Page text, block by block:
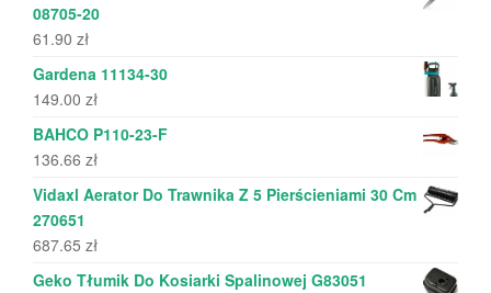
08705-20
61.90 zł
Gardena 11134-30
149.00 zł
BAHCO P110-23-F
136.66 zł
Vidaxl Aerator Do Trawnika Z 5 Pierścieniami 30 Cm
270651
687.65 zł
Geko Tłumik Do Kosiarki Spalinowej G83051